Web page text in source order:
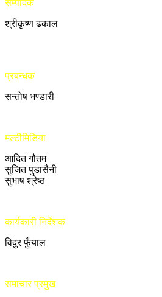
सम्पादक
श्रीकृष्ण ढकाल
प्रबन्धक
सन्तोष भण्डारी
मल्टीमिडिया
आदित गौतम
सुजित पुडासैनी
सुभाष श्रेष्ठ
कार्यकारी निर्देशक
विदुर फुँयाल
समाचार प्रमुख